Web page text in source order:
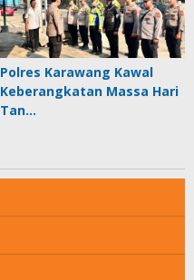
Polres Karawang Kawal
Keberangkatan Massa Hari
Tan…